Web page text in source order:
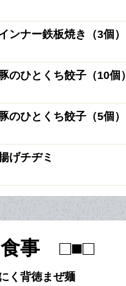
ンナー鉄板焼き（3個）
のひとくち餃子（10個）
のひとくち餃子（5個）
げチヂミ
事 □■□
く背徳まぜ麺